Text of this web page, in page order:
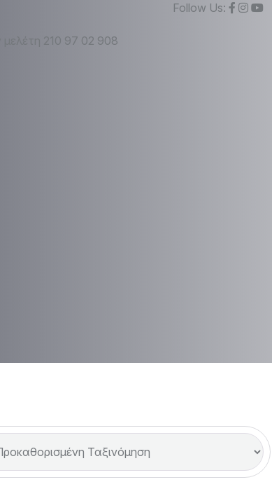
Follow Us:
210 97 02 908